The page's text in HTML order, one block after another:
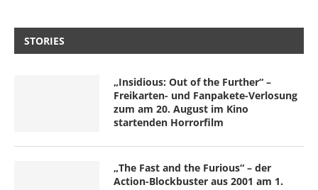
STORIES
„Insidious: Out of the Further“ –
Freikarten- und Fanpakete-Verlosung
zum am 20. August im Kino
startenden Horrorfilm
„The Fast and the Furious“ – der
Action-Blockbuster aus 2001 am 1.